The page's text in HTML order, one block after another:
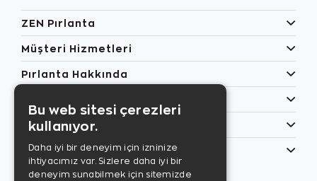
ZEN Pırlanta
Müşteri Hizmetleri
Pırlanta Hakkında
Özel Günler
Bilgilerim
Bu web sitesi çerezleri
kullanıyor.
Daha iyi bir deneyim için izninize
ihtiyacımız var. Sizlere daha iyi bir
deneyim sunabilmek için sitemizde